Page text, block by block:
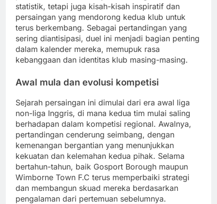
statistik, tetapi juga kisah-kisah inspiratif dan
persaingan yang mendorong kedua klub untuk
terus berkembang. Sebagai pertandingan yang
sering diantisipasi, duel ini menjadi bagian penting
dalam kalender mereka, memupuk rasa
kebanggaan dan identitas klub masing-masing.
Awal mula dan evolusi kompetisi
Sejarah persaingan ini dimulai dari era awal liga
non-liga Inggris, di mana kedua tim mulai saling
berhadapan dalam kompetisi regional. Awalnya,
pertandingan cenderung seimbang, dengan
kemenangan bergantian yang menunjukkan
kekuatan dan kelemahan kedua pihak. Selama
bertahun-tahun, baik Gosport Borough maupun
Wimborne Town F.C terus memperbaiki strategi
dan membangun skuad mereka berdasarkan
pengalaman dari pertemuan sebelumnya.